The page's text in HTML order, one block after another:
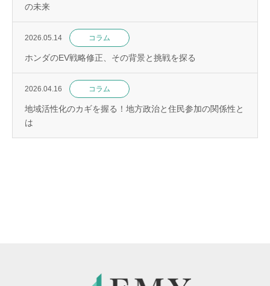
の未来
2026.05.14 コラム
ホンダのEV戦略修正、その背景と挑戦を探る
2026.04.16 コラム
地域活性化のカギを握る！地方政治と住民参加の関係性と
は